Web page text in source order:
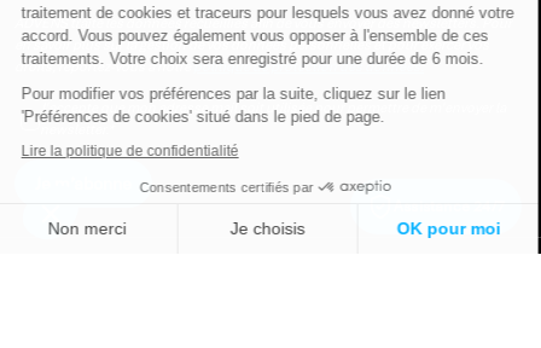
traitement de cookies et traceurs pour lesquels vous avez donné votre
accord. Vous pouvez également vous opposer à l'ensemble de ces
traitements. Votre choix sera enregistré pour une durée de 6 mois.
Pour modifier vos préférences par la suite, cliquez sur le lien
'Préférences de cookies' situé dans le pied de page.
Lire la politique de confidentialité
Consentements certifiés par
Non merci Je choisis OK pour moi
ADVENS traite les données recueillies afin de vous envoyer des newsletters. Pour
en savoir plus sur la gestion de vos données personnelles et pour exercer vos
droits, reportez-vous à notre politique de protection des données.
J'accepte que mon adresse mail soit utilisée pour permettre de m'envoyer la